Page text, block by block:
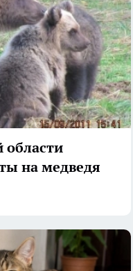
области
на медведя